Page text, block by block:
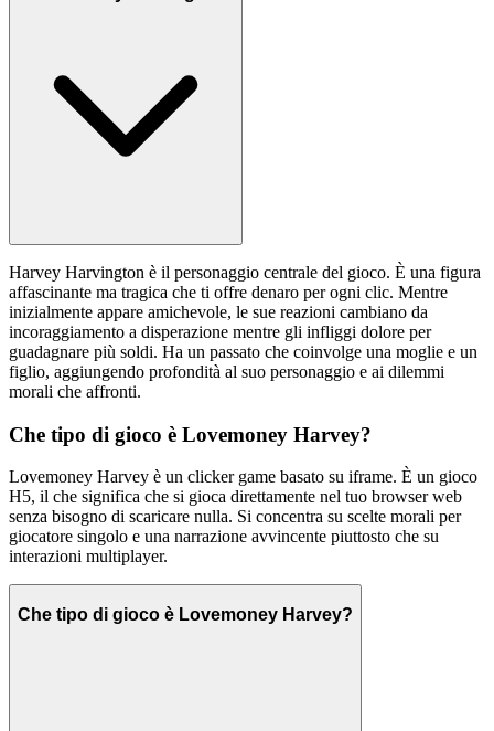
Harvey Harvington è il personaggio centrale del gioco. È una figura
affascinante ma tragica che ti offre denaro per ogni clic. Mentre
inizialmente appare amichevole, le sue reazioni cambiano da
incoraggiamento a disperazione mentre gli infliggi dolore per
guadagnare più soldi. Ha un passato che coinvolge una moglie e un
figlio, aggiungendo profondità al suo personaggio e ai dilemmi
morali che affronti.
Che tipo di gioco è Lovemoney Harvey?
Lovemoney Harvey è un clicker game basato su iframe. È un gioco
H5, il che significa che si gioca direttamente nel tuo browser web
senza bisogno di scaricare nulla. Si concentra su scelte morali per
giocatore singolo e una narrazione avvincente piuttosto che su
interazioni multiplayer.
Che tipo di gioco è Lovemoney Harvey?